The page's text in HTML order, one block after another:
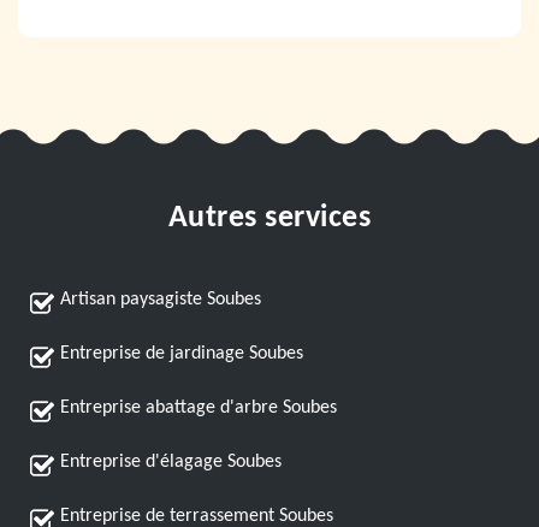
Autres services
Artisan paysagiste Soubes
Entreprise de jardinage Soubes
Entreprise abattage d'arbre Soubes
Entreprise d'élagage Soubes
Entreprise de terrassement Soubes